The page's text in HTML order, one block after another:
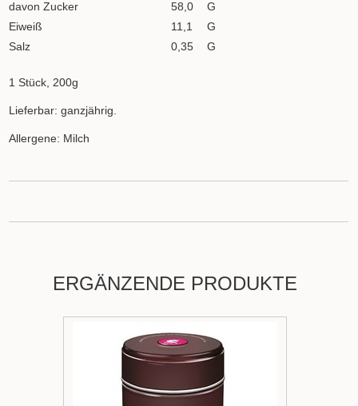
davon Zucker
58,0
G
Eiweiß
11,1
G
Salz
0,35 G
1 Stück, 200g
Lieferbar: ganzjährig.
Allergene: Milch
ERGÄNZENDE PRODUKTE